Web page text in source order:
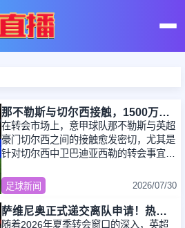
那不勒斯与切尔西接触，1500万镑报价巴迪亚西勒，意甲球队欲引进新中卫
在转会市场上，意甲球队那不勒斯与英超
豪门切尔西之间的接触愈发密切，尤其是
针对切尔西中卫巴迪亚西勒的转会事宜。
斯准备
足球新闻 2026/07/30
萨维尼奥正式递交离队申请！热刺领跑争夺战，意甲豪门只能看看
随着2026年夏季转会窗口的深入，英超